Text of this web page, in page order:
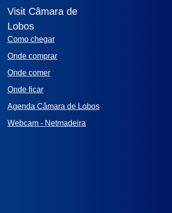
Visit Câmara de
Lobos
Como chegar
Onde comprar
Onde comer
Onde ficar
Agenda Câmara de Lobos
Webcam - Netmadeira